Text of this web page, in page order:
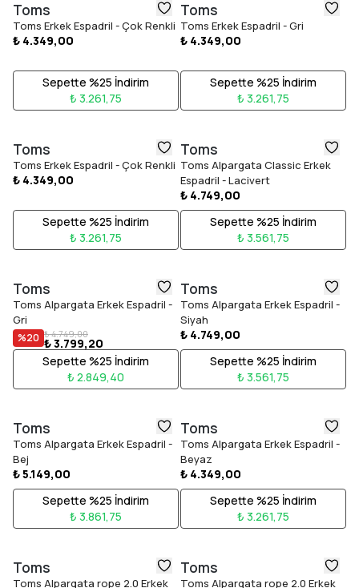
Toms
Toms Erkek Espadril - Çok Renkli
₺ 4.349,00
Sepette %25 İndirim
₺ 3.261,75
Toms
Toms Erkek Espadril - Gri
₺ 4.349,00
Sepette %25 İndirim
₺ 3.261,75
Toms
Toms Erkek Espadril - Çok Renkli
₺ 4.349,00
Sepette %25 İndirim
₺ 3.261,75
Toms
Toms Alpargata Classic Erkek
Espadril - Lacivert
₺ 4.749,00
Sepette %25 İndirim
₺ 3.561,75
Toms
Toms Alpargata Erkek Espadril -
Gri
%20 ₺ 4.749,00
₺ 3.799,20
Sepette %25 İndirim
₺ 2.849,40
Toms
Toms Alpargata Erkek Espadril -
Siyah
₺ 4.749,00
Sepette %25 İndirim
₺ 3.561,75
Toms
Toms Alpargata Erkek Espadril -
Bej
₺ 5.149,00
Sepette %25 İndirim
₺ 3.861,75
Toms
Toms Alpargata Erkek Espadril -
Beyaz
₺ 4.349,00
Sepette %25 İndirim
₺ 3.261,75
Toms
Toms Alpargata rope 2.0 Erkek
Toms
Toms Alpargata rope 2.0 Erkek